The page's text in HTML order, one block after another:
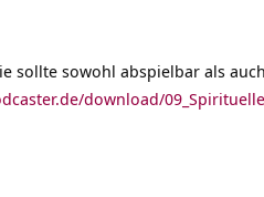
sollte sowohl abspielbar als
download/